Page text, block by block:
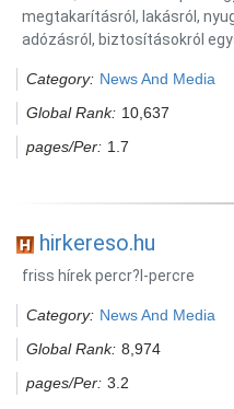
megtakarításról, lakásról,
adózásról, biztosításokról
Category: News And Media
Global Rank: 10,637
pages/Per: 1.7
hirkereso.hu
friss hírek percr?l-percre
Category: News And Media
Global Rank: 8,974
pages/Per: 3.2